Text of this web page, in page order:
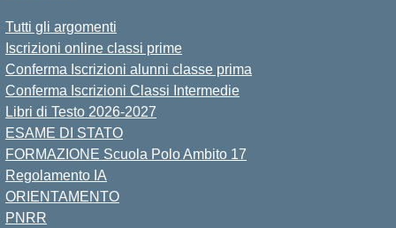
Tutti gli argomenti
Iscrizioni online classi prime
Conferma Iscrizioni alunni classe prima
Conferma Iscrizioni Classi Intermedie
Libri di Testo 2026-2027
ESAME DI STATO
FORMAZIONE Scuola Polo Ambito 17
Regolamento IA
ORIENTAMENTO
PNRR